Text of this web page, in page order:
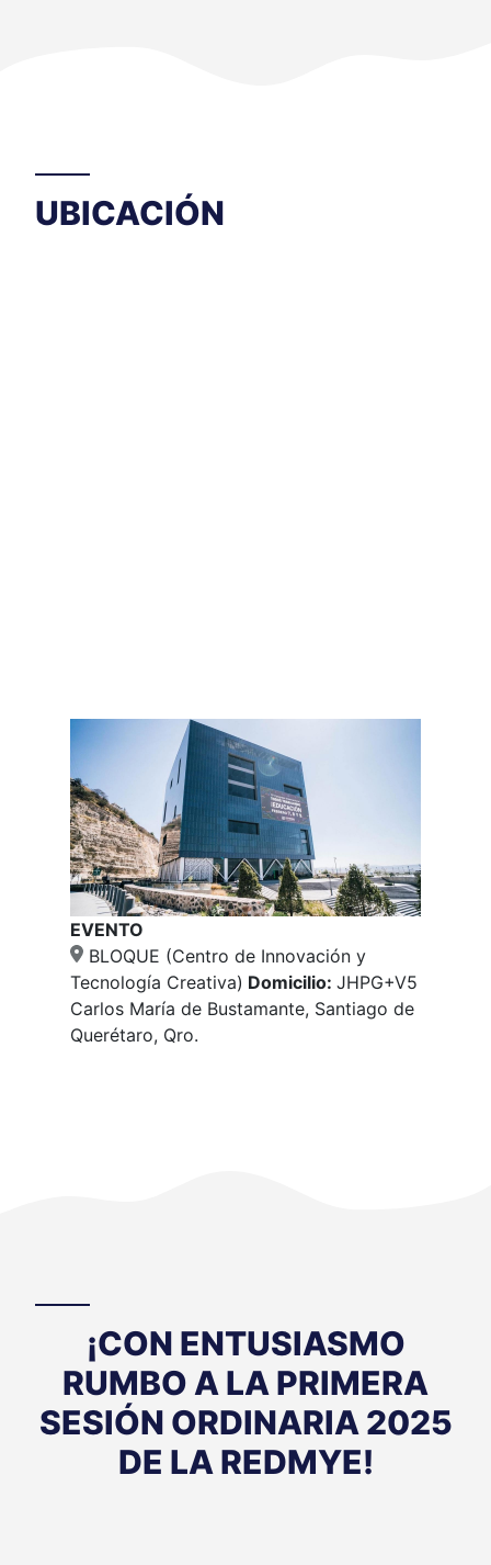
UBICACIÓN
EVENTO
BLOQUE (Centro de Innovación y
Tecnología Creativa) Domicilio: JHPG+V5
Carlos María de Bustamante, Santiago de
Querétaro, Qro.
¡CON ENTUSIASMO
RUMBO A LA PRIMERA
SESIÓN ORDINARIA 2025
DE LA REDMYE!